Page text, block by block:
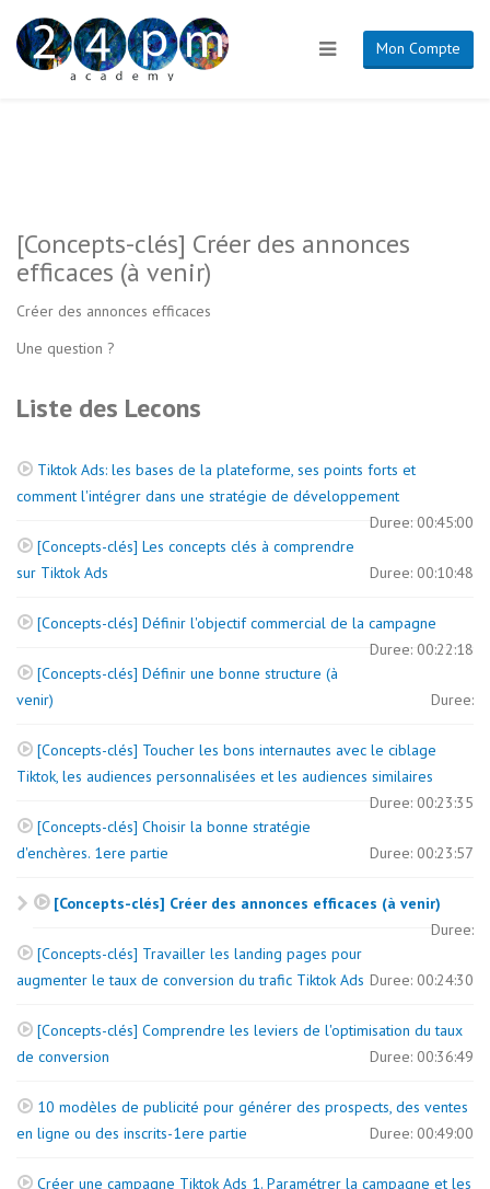
Mon Compte
[Concepts-clés] Créer des annonces
efficaces (à venir)
Créer des annonces efficaces
Une question ?
Liste des Lecons
Tiktok Ads: les bases de la plateforme, ses points forts et
comment l'intégrer dans une stratégie de développement
Duree: 00:45:00
[Concepts-clés] Les concepts clés à comprendre
sur Tiktok Ads
Duree: 00:10:48
[Concepts-clés] Définir l'objectif commercial de la campagne
Duree: 00:22:18
[Concepts-clés] Définir une bonne structure (à
venir)
Duree:
[Concepts-clés] Toucher les bons internautes avec le ciblage
Tiktok, les audiences personnalisées et les audiences similaires
Duree: 00:23:35
[Concepts-clés] Choisir la bonne stratégie
d'enchères. 1ere partie
Duree: 00:23:57
[Concepts-clés] Créer des annonces efficaces (à venir)
Duree:
[Concepts-clés] Travailler les landing pages pour
augmenter le taux de conversion du trafic Tiktok Ads Duree: 00:24:30
[Concepts-clés] Comprendre les leviers de l'optimisation du taux
de conversion
Duree: 00:36:49
10 modèles de publicité pour générer des prospects, des ventes
en ligne ou des inscrits-1ere partie
Duree: 00:49:00
Créer une campagne Tiktok Ads 1. Paramétrer la campagne et les